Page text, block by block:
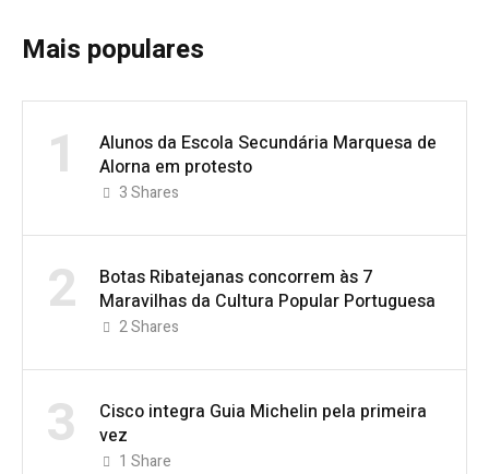
Mais populares
1
Alunos da Escola Secundária Marquesa de
Alorna em protesto
3Shares
2
Botas Ribatejanas concorrem às 7
Maravilhas da Cultura Popular Portuguesa
2Shares
3
Cisco integra Guia Michelin pela primeira
vez
1 Share